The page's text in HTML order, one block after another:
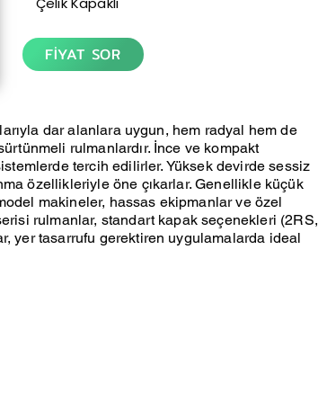
FİYAT SOR
dar alanlara uygun, hem radyal hem de
rulmanlardır. İnce ve kompakt
tercih edilirler. Yüksek devirde sessiz
özellikleriyle öne çıkarlar. Genellikle küçük
makineler, hassas ekipmanlar ve özel
rulmanlar, standart kapak seçenekleri (2RS,
yer tasarrufu gerektiren uygulamalarda ideal